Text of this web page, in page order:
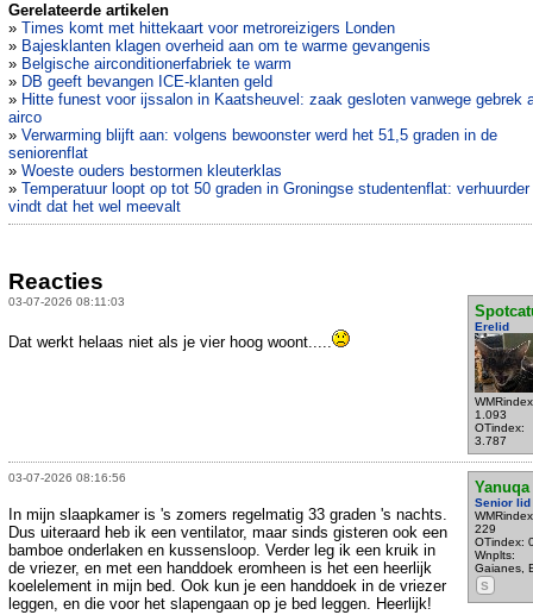
Gerelateerde artikelen
» Times komt met hittekaart voor metroreizigers Londen
» Bajesklanten klagen overheid aan om te warme gevangenis
» Belgische airconditionerfabriek te warm
» DB geeft bevangen ICE-klanten geld
» Hitte funest voor ijssalon in Kaatsheuvel: zaak gesloten vanwege gebrek
airco
» Verwarming blijft aan: volgens bewoonster werd het 51,5 graden in de
seniorenflat
» Woeste ouders bestormen kleuterklas
» Temperatuur loopt op tot 50 graden in Groningse studentenflat: verhuurder
vindt dat het wel meevalt
Reacties
03-07-2026 08:11:03
Erelid
1.093
OTindex:
3.787
Dat werkt helaas niet als je vier hoog woont.....
03-07-2026 08:16:56
Yanuqa
Senior lid
229
OTindex:
Wnplts:
Gaianes,
S
In mijn slaapkamer is 's zomers regelmatig 33 graden 's nachts.
Dus uiteraard heb ik een ventilator, maar sinds gisteren ook een
bamboe onderlaken en kussensloop. Verder leg ik een kruik in
de vriezer, en met een handdoek eromheen is het een heerlijk
koelelement in mijn bed. Ook kun je een handdoek in de vriezer
leggen, en die voor het slapengaan op je bed leggen. Heerlijk!